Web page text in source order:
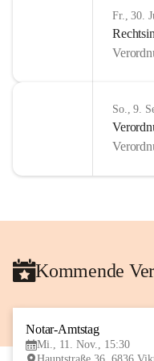
Fr., 30.
So., 9.
Kommende
Notar-Amtstag
Mi., 11. Nov., 15:30